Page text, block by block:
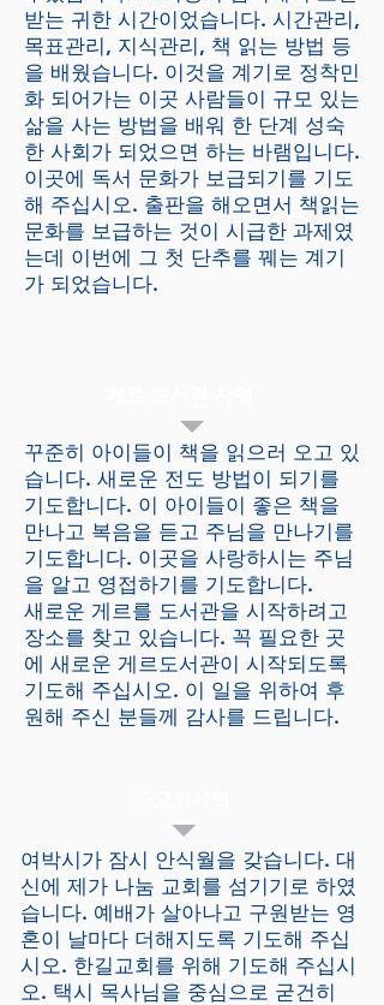
받는 귀한 시간이었습니다. 시간관리,
목표관리, 지식관리, 책 읽는 방법 등
을 배웠습니다. 이것을 계기로 정착민
화 되어가는 이곳 사람들이 규모 있는
삶을 사는 방법을 배워 한 단계 성숙
한 사회가 되었으면 하는 바램입니다.
이곳에 독서 문화가 보급되기를 기도
해 주십시오. 출판을 해오면서 책읽는
문화를 보급하는 것이 시급한 과제였
는데 이번에 그 첫 단추를 꿰는 계기
가 되었습니다.
꾸준히 아이들이 책을 읽으러 오고 있
습니다. 새로운 전도 방법이 되기를
기도합니다. 이 아이들이 좋은 책을
만나고 복음을 듣고 주님을 만나기를
기도합니다. 이곳을 사랑하시는 주님
을 알고 영접하기를 기도합니다.
​새로운 게르를 도서관을 시작하려고
장소를 찾고 있습니다. 꼭 필요한 곳
에 새로운 게르도서관이 시작되도록
기도해 주십시오. 이 일을 위하여 후
원해 주신 분들께 감사를 드립니다.
여박시가 잠시 안식월을 갖습니다. 대
신에 제가 나눔 교회를 섬기기로 하였
습니다. 예배가 살아나고 구원받는 영
혼이 날마다 더해지도록 기도해 주십
시오. 한길교회를 위해 기도해 주십시
오. 택시 목사님을 중심으로 굳건히